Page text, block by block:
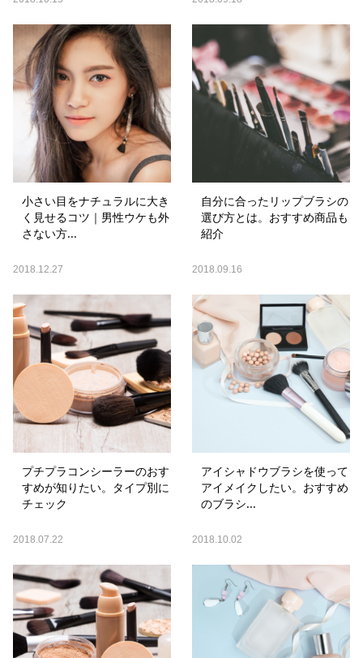
小さい目をナチュラルに大き
く見せるコツ｜男性ウケも外
さない方...
2018.12.27
自分に合ったリップブラシの
選び方とは。おすすめ商品も
紹介
2018.09.16
プチプラコンシーラーのおす
すめが知りたい。タイプ別に
チェック
2018.07.22
アイシャドウブラシを使って
アイメイクしたい。おすすめ
のブラシ...
2018.10.02